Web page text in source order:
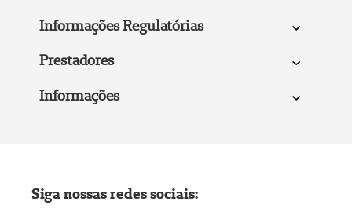
Informações Regulatórias
Prestadores
Informações
Siga nossas redes sociais: